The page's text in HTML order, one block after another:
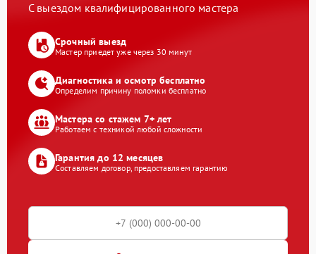
С выездом квалифицированного мастера
Срочный выезд
Мастер приедет уже через 30 минут
Диагностика и осмотр бесплатно
Определим причину поломки бесплатно
Мастера со стажем 7+ лет
Работаем с техникой любой сложности
Гарантия до 12 месяцев
Составляем договор, предоставляем гарантию